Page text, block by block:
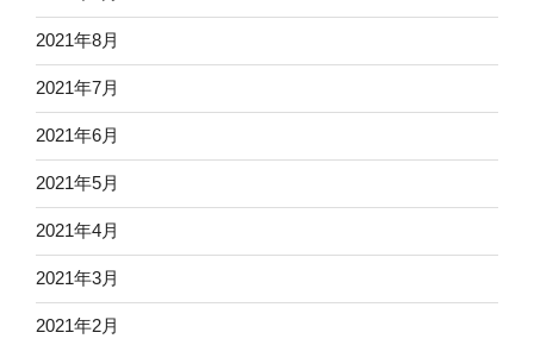
2021年8月
2021年7月
2021年6月
2021年5月
2021年4月
2021年3月
2021年2月